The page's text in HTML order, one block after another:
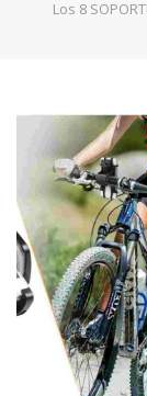
Los 8